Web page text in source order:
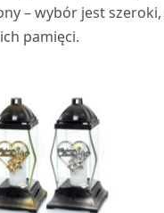
– wybór jest
pamięci.